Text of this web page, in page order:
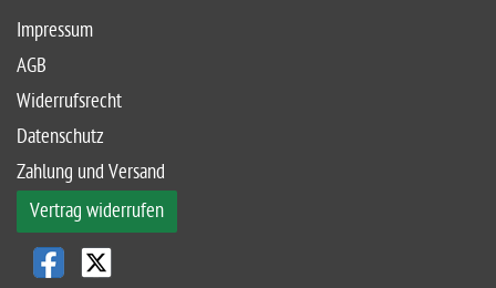
Impressum
AGB
Widerrufsrecht
Datenschutz
Zahlung und Versand
Vertrag widerrufen